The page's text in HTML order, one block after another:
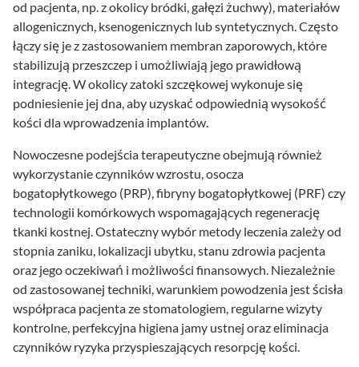
od pacjenta, np. z okolicy bródki, gałęzi żuchwy), materiałów
allogenicznych, ksenogenicznych lub syntetycznych. Często
łączy się je z zastosowaniem membran zaporowych, które
stabilizują przeszczep i umożliwiają jego prawidłową
integrację. W okolicy zatoki szczękowej wykonuje się
podniesienie jej dna, aby uzyskać odpowiednią wysokość
kości dla wprowadzenia implantów.
Nowoczesne podejścia terapeutyczne obejmują również
wykorzystanie czynników wzrostu, osocza
bogatopłytkowego (PRP), fibryny bogatopłytkowej (PRF) czy
technologii komórkowych wspomagających regenerację
tkanki kostnej. Ostateczny wybór metody leczenia zależy od
stopnia zaniku, lokalizacji ubytku, stanu zdrowia pacjenta
oraz jego oczekiwań i możliwości finansowych. Niezależnie
od zastosowanej techniki, warunkiem powodzenia jest ścisła
współpraca pacjenta ze stomatologiem, regularne wizyty
kontrolne, perfekcyjna higiena jamy ustnej oraz eliminacja
czynników ryzyka przyspieszających resorpcję kości.